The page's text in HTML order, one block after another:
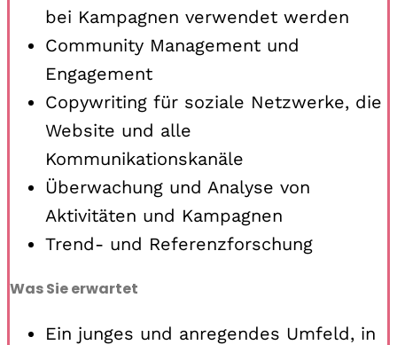
bei Kampagnen verwendet werden
Community Management und
Engagement
Copywriting für soziale Netzwerke, die
Website und alle
Kommunikationskanäle
Überwachung und Analyse von
Aktivitäten und Kampagnen
Trend- und Referenzforschung
Was Sie erwartet
Ein junges und anregendes Umfeld, in